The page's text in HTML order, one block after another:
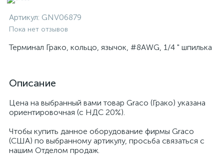
Артикул: GNV06879
Пока нет отзывов
Терминал Грако, кольцо, язычок, #8AWG, 1/4 " шпилька
Описание
Цена на выбранный вами товар Graco (Грако) указана
ориентировочная (с НДС 20%).
Чтобы купить данное оборудование фирмы Graco
(США) по выбранному артикулу, просьба связаться с
нашим Отделом продаж.